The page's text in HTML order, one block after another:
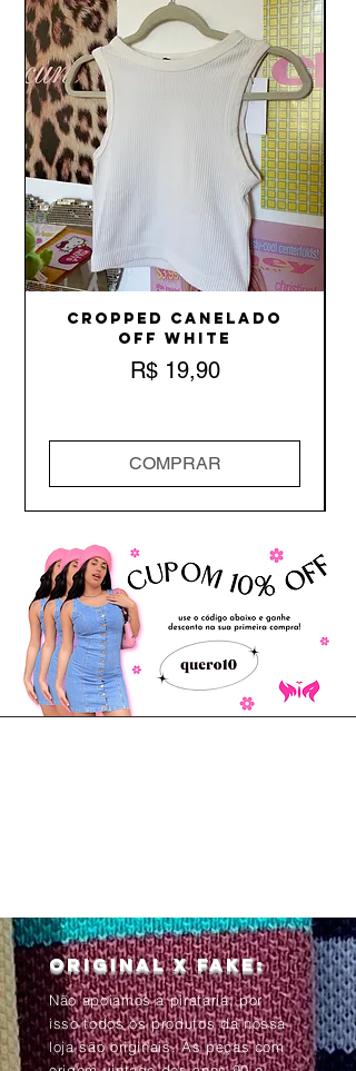
Cropped Canelado
Off White
Preço
R$ 19,90
COMPRAR
Original x Fake:
Não apoiamos a pirataria, por
isso todos os produtos da nossa
loja são originais. As peças com